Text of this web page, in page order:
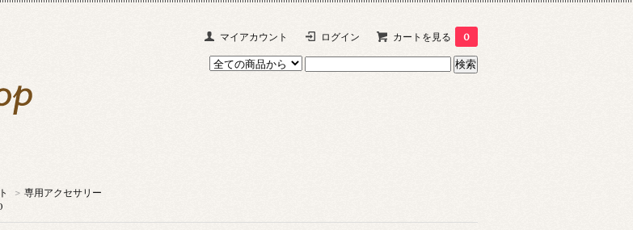
マイアカウント ログイン カートを見る 0
> 専用アクセサリー